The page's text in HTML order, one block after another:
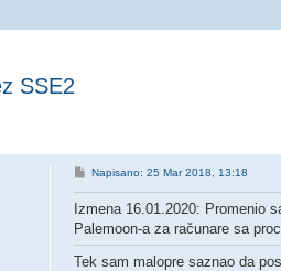
SSE2
P
t
Napisano: 25 Mar 2018, 13:18
Izmena 16.01.2020: Promenio
Palemoon-a za računare sa
Tek sam malopre saznao da